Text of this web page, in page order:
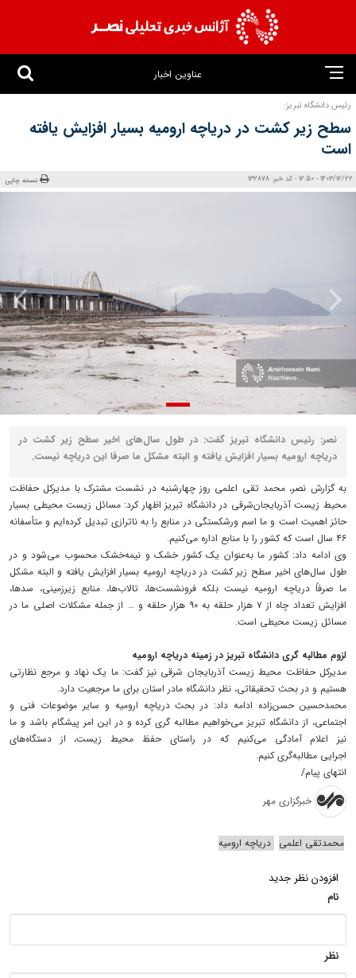
عناوین اخبار
رئیس دانشگاه تبریز:
سطح زیر کشت در دریاچه ارومیه بسیار افزایش یافته
است
1403/12/22 - 12:50 - کد خبر: 132878 نسخه چاپی
نصر: رئیس دانشگاه تبریز گفت: در طول سال‌های اخیر سطح زیر کشت در
دریاچه ارومیه بسیار افزایش یافته و البته مشکل ما صرفا این دریاچه نیست.
به گزارش نصر، محمد تقی اعلمی روز چهارشنبه در نشست مشترک با مدیرکل حفاظت
محیط زیست آذربایجان‌شرقی در دانشگاه تبریز اظهار کرد: مسائل زیست محیطی بسیار
حائز اهمیت است و ما اسم ورشکستگی در منابع را به ناترازی تبدیل کرده‌ایم و متأسفانه
۴۶ سال است که کشور را با منابع اداره می‌کنیم.
وی ادامه داد: کشور ما به‌عنوان یک کشور خشک و نیمه‌خشک محسوب می‌شود و در
طول سال‌های اخیر سطح زیر کشت در دریاچه ارومیه بسیار افزایش یافته و البته مشکل
ما صرفاً دریاچه ارومیه نیست بلکه فرونشست‌ها، تالاب‌ها، منابع زیرزمینی، سدها،
افزایش تعداد چاه از ۷ هزار حلقه به ۹۰ هزار حلقه و … از جمله مشکلات اصلی ما در
مسائل زیست محیطی است.
لزوم مطالبه گری دانشگاه تبریز در زمینه دریاچه ارومیه
مدیرکل حفاظت محیط زیست آذربایجان شرقی نیز گفت: ما یک نهاد و مرجع نظارتی
هستیم و در بحث تحقیقاتی، نظر دانشگاه مادر استان برای ما مرجعیت دارد.
محمدحسین حسن‌زاده ادامه داد: در بحث دریاچه ارومیه و سایر موضوعات فنی و
اجتماعی، از دانشگاه تبریز می‌خواهیم مطالبه گری کرده و در این امر پیشگام باشد و ما
نیز اعلام آمادگی می‌کنیم که در راستای حفظ محیط زیست، از دستگاه‌های
اجرایی مطالبه‌گری کنیم.
انتهای پیام/
خبرگزاری مهر
محمدتقی اعلمی دریاچه ارومیه
افزودن نظر جدید
نام
نظر